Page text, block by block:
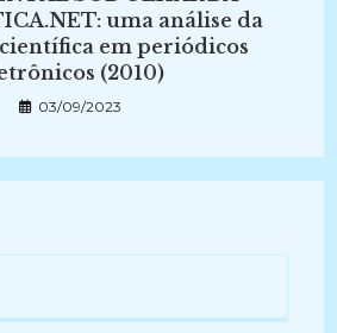
uma análise da
em periódicos
(2010)
03/09/2023